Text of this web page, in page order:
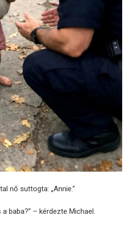
nő suttogta: „Annie.”
baba?” – kérdezte Michael.